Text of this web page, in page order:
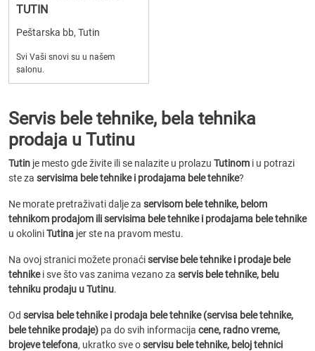
TUTIN
Peštarska bb, Tutin
Svi Vaši snovi su u našem
salonu.
Servis bele tehnike, bela tehnika
prodaja u Tutinu
Tutin je mesto gde živite ili se nalazite u prolazu Tutinom i u potrazi
ste za servisima bele tehnike i prodajama bele tehnike?
Ne morate pretraživati dalje za servisom bele tehnike, belom
tehnikom prodajom ili servisima bele tehnike i prodajama bele tehnike
u okoliniTutina jer ste na pravom mestu.
Na ovoj stranici možete pronaćiservise bele tehnike i prodaje bele
tehnikei sve što vas zanima vezano za servis bele tehnike, belu
tehniku prodaju u Tutinu.
Od servisa bele tehnike i prodaja bele tehnike (servisa bele tehnike,
bele tehnike prodaje) pa do svih informacija cene, radno vreme,
brojeve telefona, ukratko sve oservisu bele tehnike, beloj tehnici